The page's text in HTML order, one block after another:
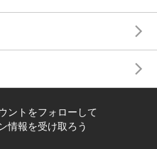
ントをフォローして
情報を受け取ろう